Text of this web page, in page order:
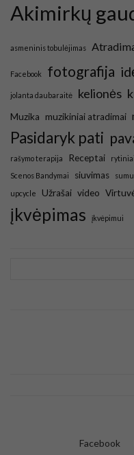
Akimirkų
asmeninis tobulėjimas
Facebook fotografija
jolanta daubaraitė kelionės
Muzika muzikiniai atradimai
Pasidaryk pati
rašymo terapija
Receptai
Scenos Bandymai siuvimas
upcycle Užrašai video
įkvėpimas įkvėpimui
Facebook